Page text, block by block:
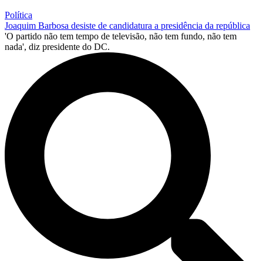
Política
Joaquim Barbosa desiste de candidatura a presidência da república
'O partido não tem tempo de televisão, não tem fundo, não tem
nada', diz presidente do DC.